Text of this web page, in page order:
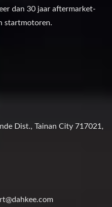
dan 30 jaar aftermarket-
startmotoren.
Dist., Tainan City 717021,